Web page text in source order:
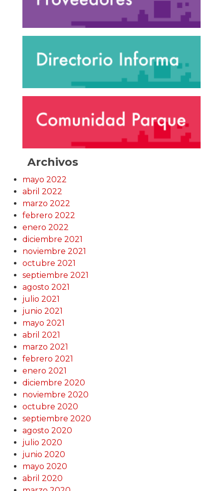
Archivos
mayo 2022
abril 2022
marzo 2022
febrero 2022
enero 2022
diciembre 2021
noviembre 2021
octubre 2021
septiembre 2021
agosto 2021
julio 2021
junio 2021
mayo 2021
abril 2021
marzo 2021
febrero 2021
enero 2021
diciembre 2020
noviembre 2020
octubre 2020
septiembre 2020
agosto 2020
julio 2020
junio 2020
mayo 2020
abril 2020